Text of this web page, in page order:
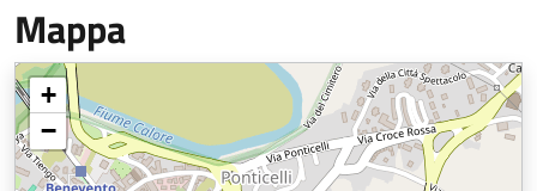
Mappa
+
−